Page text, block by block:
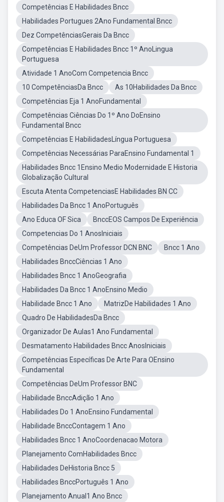
Competências E Habilidades Bncc
Habilidades Portugues 2Ano Fundamental Bncc
Dez CompetênciasGerais Da Bncc
Competências E Habilidades Bncc 1º AnoLingua
Portuguesa
Atividade 1 AnoCom Competencia Bncc
10 CompetênciasDa Bncc
As 10Habilidades Da Bncc
Competências Eja 1 AnoFundamental
Competências Ciências Do 1º Ano DoEnsino
Fundamental Bncc
Competências E HabilidadesLíngua Portuguesa
Competências Necessárias ParaEnsino Fundamental 1
Habilidades Bncc 1Ensino Medio Modernidade E Historia
Globalização Cultural
Escuta Atenta CompetenciasE Habilidades BN CC
Habilidades Da Bncc 1 AnoPortuguês
Ano Educa OF Sica
BnccEOS Campos De Experiência
Competencias Do 1 AnosIniciais
Competências DeUm Professor DCN BNC
Bncc 1 Ano
Habilidades BnccCiências 1 Ano
Habilidades Bncc 1 AnoGeografia
Habilidades Da Bncc 1 AnoEnsino Medio
Habilidade Bncc 1 Ano
MatrizDe Habilidades 1 Ano
Quadro De HabilidadesDa Bncc
Organizador De Aulas1 Ano Fundamental
Desmatamento Habilidades Bncc AnosIniciais
Competências Específicas De Arte Para OEnsino
Fundamental
Competências DeUm Professor BNC
Habilidade BnccAdição 1 Ano
Habilidades Do 1 AnoEnsino Fundamental
Habilidade BnccContagem 1 Ano
Habilidades Bncc 1 AnoCoordenacao Motora
Planejamento ComHabilidades Bncc
Habilidades DeHistoria Bncc 5
Habilidades BnccPortuguês 1 Ano
Planejamento Anual1 Ano Bncc